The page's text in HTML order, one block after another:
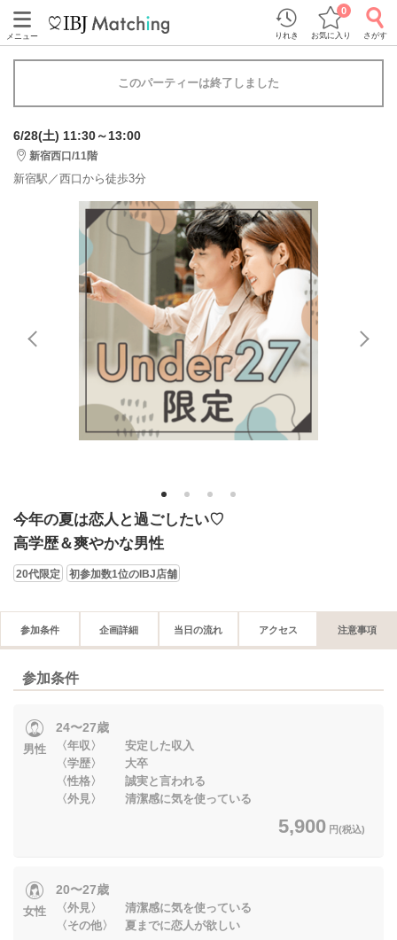
メニュー りれき お気に入り
0
さがす
このパーティーは終了しました
6/28(土) 11:30～13:00
新宿西口/11階
新宿駅／西口から徒歩3分
1 2 3 4
今年の夏は恋人と過ごしたい♡
高学歴＆爽やかな男性
20代限定 初参加数1位のIBJ店舗
参加条件 企画詳細 当日の流れ アクセス 注意事項
参加条件
男性
24〜27歳
〈年収〉 安定した収入
〈学歴〉 大卒
〈性格〉 誠実と言われる
〈外見〉 清潔感に気を使っている
5,900 円(税込)
女性
20〜27歳
〈外見〉 清潔感に気を使っている
〈その他〉 夏までに恋人が欲しい